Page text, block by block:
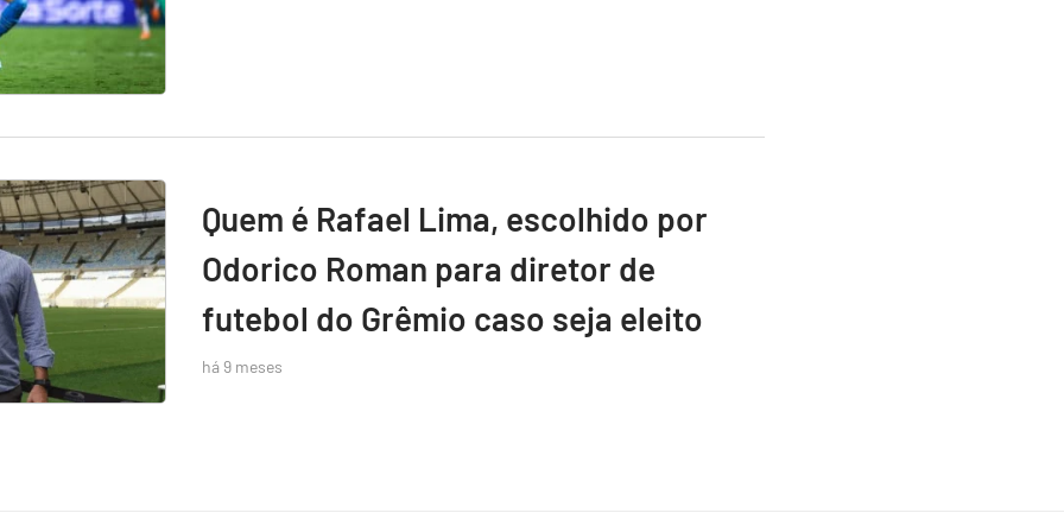
Quem é Rafael Lima, escolhido por
Odorico Roman para diretor de
futebol do Grêmio caso seja eleito
há 9 meses